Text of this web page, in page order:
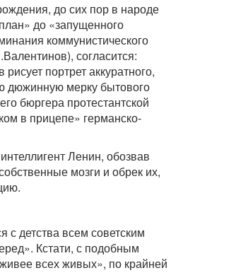
до сих пор в народе
до «запущенного
коммунистического
согласится:
портрет аккуратного,
дюжинную мерку бытового
бюргера протестантской
в прицепе» германско-
Ленин, обозвав
мозги и обрек их,
с детства всем советским
Кстати, с подобным
всех живых», по крайней